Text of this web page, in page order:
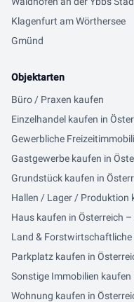
Klagenfurt am Wörthersee
Gmünd
Objektarten
Büro / Praxen kaufen
Einzelhandel kaufen in
Gewerbliche
Gastgewerbe kaufen in
Grundstück kaufen in
Hallen / Lager / Produktion
Haus kaufen in Österreich
Land &
Parkplatz kaufen in
Sonstige Immobilien kaufen
Wohnung kaufen in